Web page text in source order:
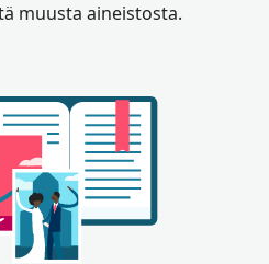
muusta aineistosta.